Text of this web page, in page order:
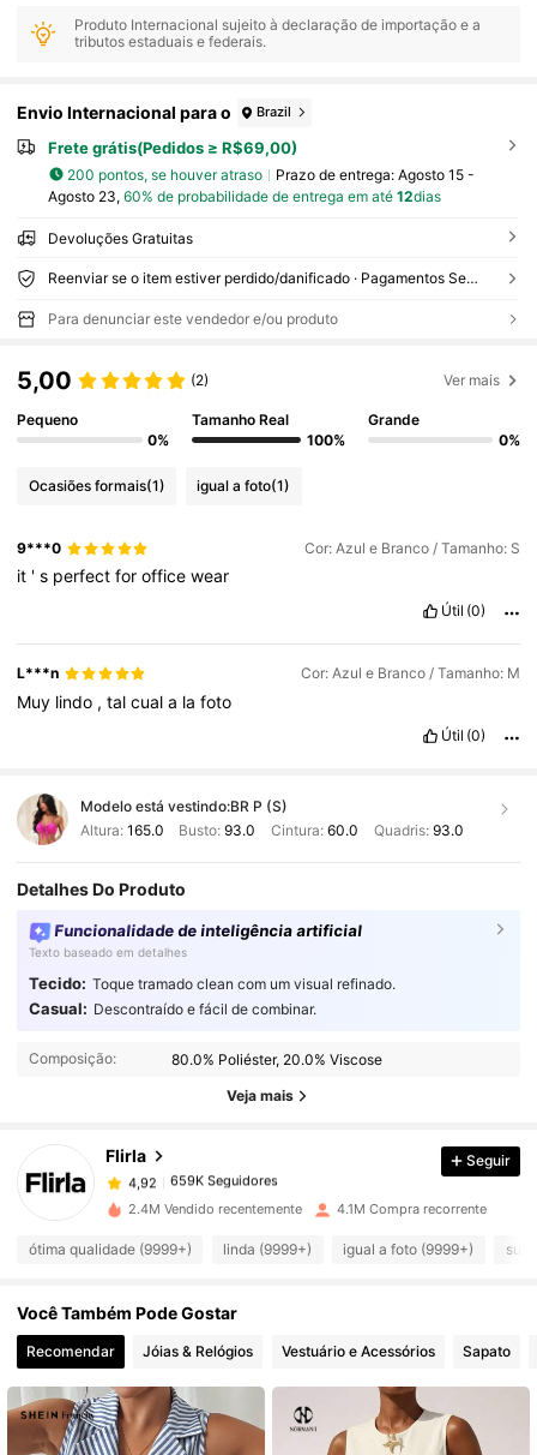
Produto Internacional sujeito à declaração de importação e a
tributos estaduais e federais.
Envio Internacional para o Brazil
Frete grátis(Pedidos ≥ R$69,00)
200 pontos, se houver atraso Prazo de entrega: Agosto 15 -
Agosto 23, 60% de probabilidade de entrega em até 12dias
Devoluções Gratuitas
Reenviar se o item estiver perdido/danificado · Pagamentos Seguros · Proteção de privacidade
Para denunciar este vendedor e/ou produto
5,00 (2) Ver mais
Pequeno
0%
Tamanho Real
100%
Grande
0%
Ocasiões formais(1) igual a foto(1)
9***0 Cor: Azul e Branco / Tamanho: S
it 's perfectforofficewear
Útil (0)
L***n Cor: Azul e Branco / Tamanho: M
Muy lindo ,talcuala lafoto
Útil (0)
Modelo está vestindo:BR P (S)
Altura: 165.0 Busto:93.0 Cintura: 60.0 Quadris: 93.0
Detalhes Do Produto
Funcionalidade de inteligência artificial
Texto baseado em detalhes
Tecido: Toque tramado clean com um visual refinado.
Casual: Descontraído e fácil de combinar.
Composição: 80.0% Poliéster, 20.0% Viscose
Veja mais
Flirla
659K Seguidores
4,92 659K Seguidores
4,92 659K Seguidores
4,92 659K Seguidores
Seguir
2.4M Vendido recentemente 4.1M Compra recorrente
ótima qualidade (9999+) linda (9999+) igual a foto (9999+)
Você Também Pode Gostar
Recomendar Jóias & Relógios Vestuário e Acessórios Sapato